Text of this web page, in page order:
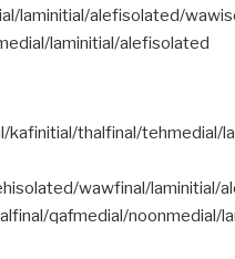
laminitial/alefisolated/
laminitial/alefisolated
thalfinal/tehmedial/
wawfinal/laminitial/
qafmedial/noonmedial/